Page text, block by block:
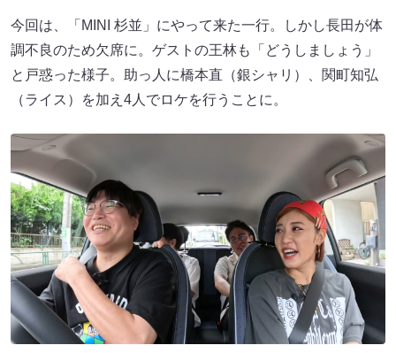
今回は、「MINI 杉並」にやって来た一行。しかし長田が体
調不良のため欠席に。ゲストの王林も「どうしましょう」
と戸惑った様子。助っ人に橋本直（銀シャリ）、関町知弘
（ライス）を加え4人でロケを行うことに。